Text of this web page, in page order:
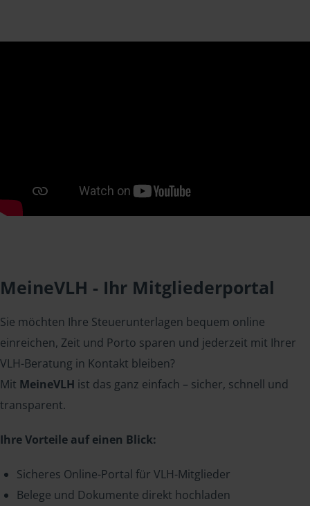
MeineVLH - Ihr Mitgliederportal
Sie möchten Ihre Steuerunterlagen bequem online
einreichen, Zeit und Porto sparen und jederzeit mit Ihrer
VLH-Beratung in Kontakt bleiben?
Mit MeineVLH ist das ganz einfach – sicher, schnell und
transparent.
Ihre Vorteile auf einen Blick:
Sicheres Online-Portal für VLH-Mitglieder
Belege und Dokumente direkt hochladen